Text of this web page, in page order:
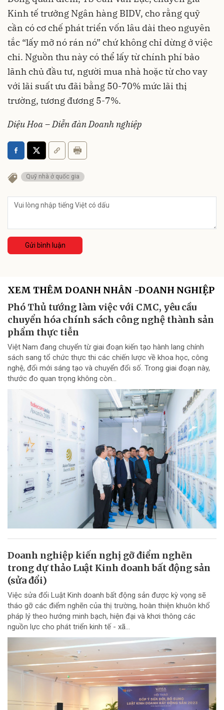
Kinh tế trưởng Ngân hàng BIDV, cho rằng quỹ
cần có cơ chế phát triển vốn lâu dài theo nguyên
tắc “lấy mỡ nó rán nó” chứ không chỉ dừng ở việc
chi. Nguồn thu này có thể lấy từ chính phí bảo
lãnh chủ đầu tư, người mua nhà hoặc từ cho vay
với lãi suất ưu đãi bằng 50-70% mức lãi thị
trường, tương đương 5-7%.
Diệu Hoa – Diễn đàn Doanh nghiệp
Quỹ nhà ở quốc gia
Gửi bình luận
XEM THÊM DOANH NHÂN -DOANH NGHIỆP
Phó Thủ tướng làm việc với CMC, yêu cầu
chuyển hóa chính sách công nghệ thành sản
phẩm thực tiễn
Việt Nam đang chuyển từ giai đoạn kiến tạo hành lang chính
sách sang tổ chức thực thi các chiến lược về khoa học, công
nghệ, đổi mới sáng tạo và chuyển đổi số. Trong giai đoạn này,
thước đo quan trọng không còn...
Doanh nghiệp kiến nghị gỡ điểm nghẽn
trong dự thảo Luật Kinh doanh bất động sản
(sửa đổi)
Việc sửa đổi Luật Kinh doanh bất động sản được kỳ vọng sẽ
tháo gỡ các điểm nghẽn của thị trường, hoàn thiện khuôn khổ
pháp lý theo hướng minh bạch, hiện đại và khơi thông các
nguồn lực cho phát triển kinh tế - xã...